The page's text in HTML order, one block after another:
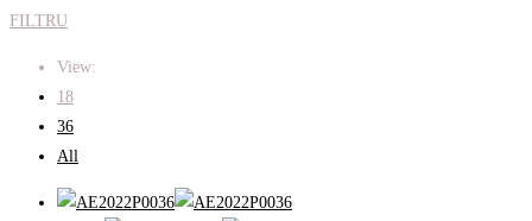
FILTRU
View:
18
36
All